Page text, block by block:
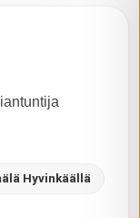
Hyvinkäällä